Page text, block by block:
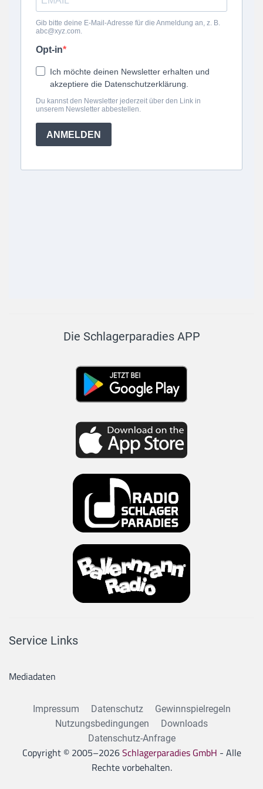
Die Schlagerparadies APP
Service Links
Mediadaten
Impressum Datenschutz
Gewinnspielregeln
Nutzungsbedingungen
Downloads
Datenschutz-Anfrage
Copyright © 2005–2026Schlagerparadies GmbH - Alle
Rechte vorbehalten.